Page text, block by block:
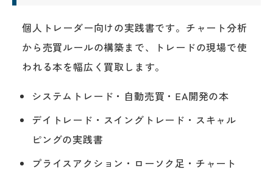
個人トレーダー向けの実践書です。チャート分析
から売買ルールの構築まで、トレードの現場で使
われる本を幅広く買取します。
システムトレード・自動売買・EA開発の本
デイトレード・スイングトレード・スキャル
ピングの実践書
プライスアクション・ローソク足・チャート